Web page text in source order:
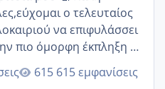
ο τελευταίος
να επιφυλάσσει
πιο όμορφη έκπληξη 🧿
@Παρασκευαιδου
@Christi.D.
615 εμφανίσεις